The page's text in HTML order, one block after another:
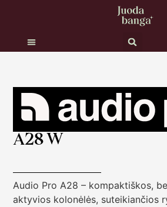
A28 W
Audio Pro A28 – kompaktiškos,
aktyvios kolonėlės, suteikiančios